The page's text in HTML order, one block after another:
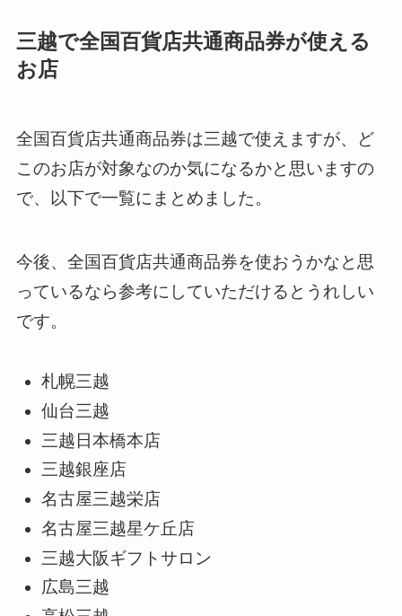
三越で全国百貨店共通商品券が使える
お店
全国百貨店共通商品券は三越で使えますが、ど
このお店が対象なのか気になるかと思いますの
で、以下で一覧にまとめました。
今後、全国百貨店共通商品券を使おうかなと思
っているなら参考にしていただけるとうれしい
です。
札幌三越
仙台三越
三越日本橋本店
三越銀座店
名古屋三越栄店
名古屋三越星ケ丘店
三越大阪ギフトサロン
広島三越